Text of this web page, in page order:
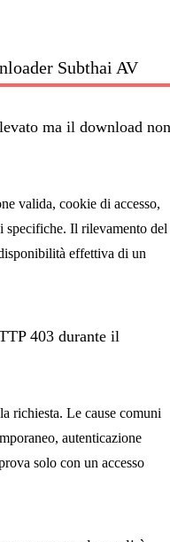
Subthai AV
ma il download non
valida, cookie di accesso,
specifiche. Il rilevamento del
effettiva di un
403 durante il
richiesta. Le cause comuni
autenticazione
solo con un accesso